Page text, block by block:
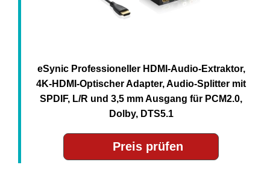
eSynic Professioneller HDMI-Audio-Extraktor,
4K-HDMI-Optischer Adapter, Audio-Splitter mit
SPDIF, L/R und 3,5 mm Ausgang für PCM2.0,
Dolby, DTS5.1
Preis prüfen